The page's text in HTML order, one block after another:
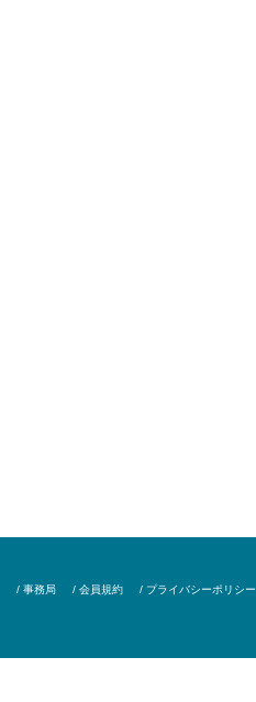
/ 事務局 / 会員規約 / プライバシーポリシー